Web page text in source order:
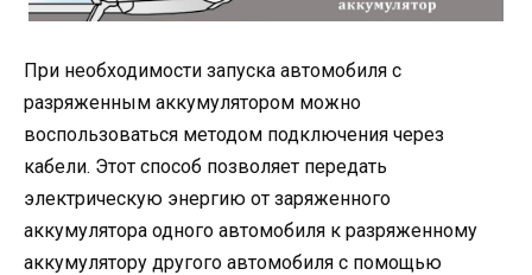
При необходимости запуска автомобиля с
разряженным аккумулятором можно
воспользоваться методом подключения через
кабели. Этот способ позволяет передать
электрическую энергию от заряженного
аккумулятора одного автомобиля к разряженному
аккумулятору другого автомобиля с помощью